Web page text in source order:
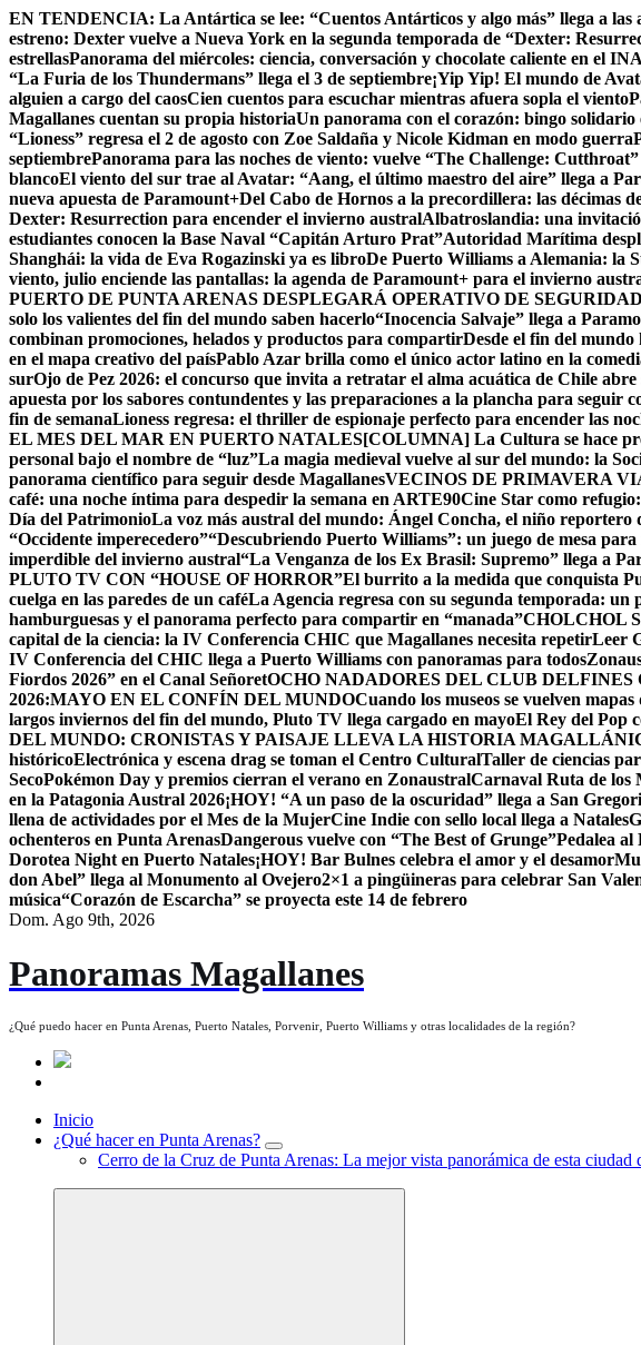
Skip
to
content
EN TENDENCIA: La Antártica se lee: “Cuentos Antárticos y algo más” llega a las
estreno: Dexter vuelve a Nueva York en la segunda temporada de “Dexter:
estrellasPanorama del miércoles: ciencia, conversación y chocolate caliente en el
“La Furia de los Thundermans” llega el 3 de septiembre¡Yip Yip! El mundo de
alguien a cargo del caosCien cuentos para escuchar mientras afuera sopla el viento
Magallanes cuentan su propia historiaUn panorama con el corazón: bingo solidario
“Lioness” regresa el 2 de agosto con Zoe Saldaña y Nicole Kidman en modo guerra
septiembrePanorama para las noches de viento: vuelve “The Challenge: Cutthroat”
blancoEl viento del sur trae al Avatar: “Aang, el último maestro del aire” llega a
nueva apuesta de Paramount+Del Cabo de Hornos a la precordillera: las décimas
Dexter: Resurrection para encender el invierno australAlbatroslandia: una
estudiantes conocen la Base Naval “Capitán Arturo Prat”Autoridad Marítima
Shanghái: la vida de Eva Rogazinski ya es libroDe Puerto Williams a Alemania: la
viento, julio enciende las pantallas: la agenda de Paramount+ para el invierno
PUERTO DE PUNTA ARENAS DESPLEGARÁ OPERATIVO DE
solo los valientes del fin del mundo saben hacerlo“Inocencia Salvaje” llega a
combinan promociones, helados y productos para compartirDesde el fin del
en el mapa creativo del paísPablo Azar brilla como el único actor latino en la
surOjo de Pez 2026: el concurso que invita a retratar el alma acuática de Chile abre
apuesta por los sabores contundentes y las preparaciones a la plancha para seguir
fin de semanaLioness regresa: el thriller de espionaje perfecto para encender las
EL MES DEL MAR EN PUERTO NATALES[COLUMNA] La Cultura se hace
personal bajo el nombre de “luz”La magia medieval vuelve al sur del mundo: la
panorama científico para seguir desde MagallanesVECINOS DE PRIMAVERA
café: una noche íntima para despedir la semana en ARTE90Cine Star como
Día del PatrimonioLa voz más austral del mundo: Ángel Concha, el niño
“Occidente imperecedero”“Descubriendo Puerto Williams”: un juego de mesa
imperdible del invierno austral“La Venganza de los Ex Brasil: Supremo” llega a
PLUTO TV CON “HOUSE OF HORROR”El burrito a la medida que conquista
cuelga en las paredes de un caféLa Agencia regresa con su segunda temporada:
hamburguesas y el panorama perfecto para compartir en “manada”CHOLCHOL
capital de la ciencia: la IV Conferencia CHIC que Magallanes necesita repetirLeer
IV Conferencia del CHIC llega a Puerto Williams con panoramas para todos
Fiordos 2026” en el Canal SeñoretOCHO NADADORES DEL CLUB
2026:MAYO EN EL CONFÍN DEL MUNDOCuando los museos se vuelven mapas
largos inviernos del fin del mundo, Pluto TV llega cargado en mayoEl Rey del Pop
DEL MUNDO: CRONISTAS Y PAISAJE LLEVA LA HISTORIA
históricoElectrónica y escena drag se toman el Centro CulturalTaller de ciencias
SecoPokémon Day y premios cierran el verano en ZonaustralCarnaval Ruta de los
en la Patagonia Austral 2026¡HOY! “A un paso de la oscuridad” llega a San
llena de actividades por el Mes de la MujerCine Indie con sello local llega a Natales
ochenteros en Punta ArenasDangerous vuelve con “The Best of Grunge”Pedalea al
Dorotea Night en Puerto Natales¡HOY! Bar Bulnes celebra el amor y el desamor
don Abel” llega al Monumento al Ovejero2×1 a pingüineras para celebrar San
música“Corazón de Escarcha” se proyecta este 14 de febrero
Dom. Ago 9th, 2026
Panoramas Magallanes
¿Qué puedo hacer en Punta Arenas, Puerto Natales, Porvenir, Puerto Williams y otras localidades de la región?
Inicio
¿Qué hacer en Punta Arenas?
Cerro de la Cruz de Punta Arenas: La mejor vista panorámica de esta ciudad